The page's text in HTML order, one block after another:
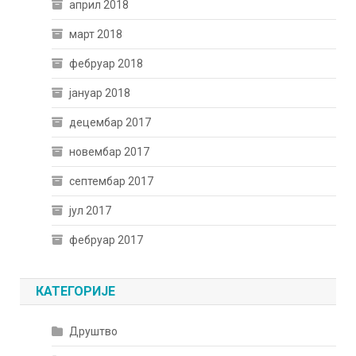
април 2018
март 2018
фебруар 2018
јануар 2018
децембар 2017
новембар 2017
септембар 2017
јул 2017
фебруар 2017
КАТЕГОРИЈЕ
Друштво